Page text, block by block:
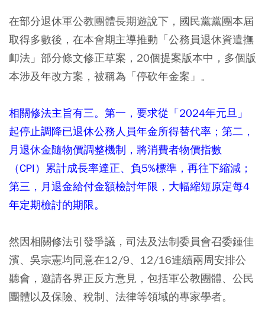
在部分退休軍公教團體長期遊說下，國民黨黨團本屆
取得多數後，在本會期主導推動「公務員退休資遣撫
卹法」部分條文修正草案，20個提案版本中，多個版
本涉及年改方案，被稱為「停砍年金案」。
相關修法主旨有三。第一，要求從「2024年元旦」
起停止調降已退休公務人員年金所得替代率；第二，
月退休金隨物價調整機制，將消費者物價指數
（CPI）累計成長率達正、負5%標準，再往下縮減；
第三，月退金給付金額檢討年限，大幅縮短原定每4
年定期檢討的期限。
然因相關修法引發爭議，司法及法制委員會召委鍾佳
濱、吳宗憲均同意在12/9、12/16連續兩周安排公
聽會，邀請各界正反方意見，包括軍公教團體、公民
團體以及保險、稅制、法律等領域的專家學者。